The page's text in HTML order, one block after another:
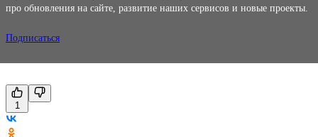
про обновления на сайте, развитие наших сервисов и новые проекты.
Подписаться
1